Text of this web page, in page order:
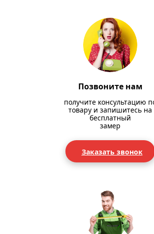
Позвоните нам
получите консультацию
товару и запишитесь на
бесплатный
замер
Заказать звонок